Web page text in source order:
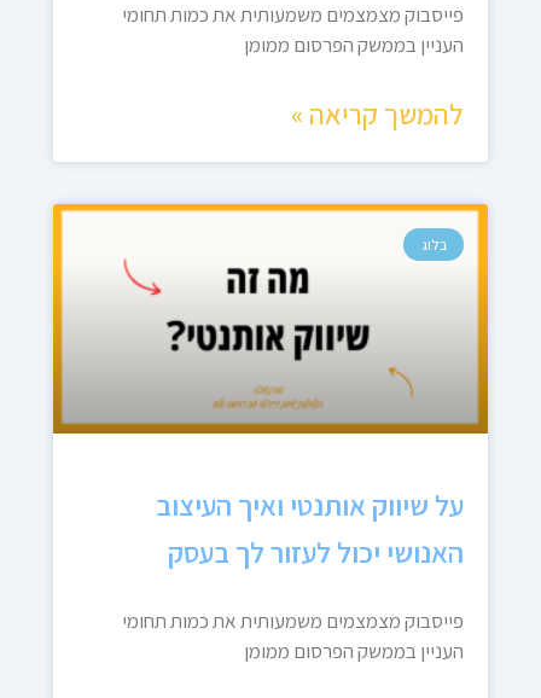
פייסבוק מצמצמים משמעותית את כמות תחומי
העניין בממשק הפרסום ממומן
להמשך קריאה »
בלוג
על שיווק אותנטי ואיך העיצוב
האנושי יכול לעזור לך בעסק
פייסבוק מצמצמים משמעותית את כמות תחומי
העניין בממשק הפרסום ממומן